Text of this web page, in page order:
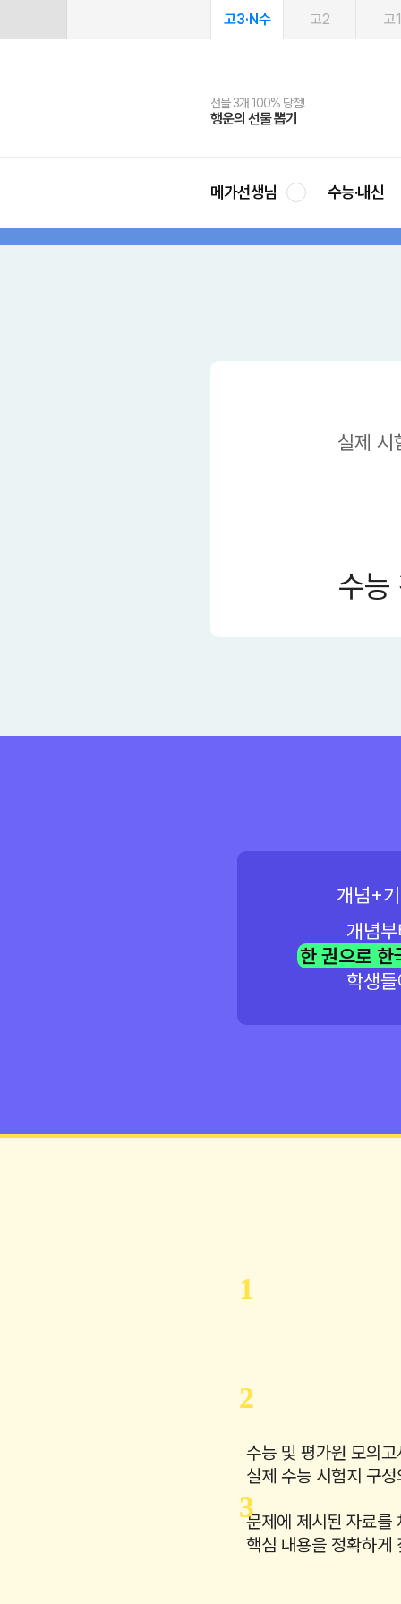
고3·N수 고2 고1
선물 3개 100% 당첨!
행운의 선물 뽑기
선물 100% 증정!
메가스터디 X 올리브
2027 러셀 단과
강사 공개선발
스마트러닝앱
설문 EVENT
메가패스
3일 무료 체험권
메가패스 수강생 무료혜택!
메가클럽 멤버십
사회공헌 캠페인
희망이룸 메가나눔
메가선생님 수능·내신
실제 시
수능
개념+
개념
한 권으로 한
학생
1
수능 및 평가원 모의
실제 수능 시험지 구
2
문제에 제시된 자료를
핵심 내용을 정확하게
3